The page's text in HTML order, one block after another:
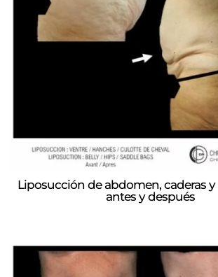
Liposucción de abdomen, caderas
antes y después